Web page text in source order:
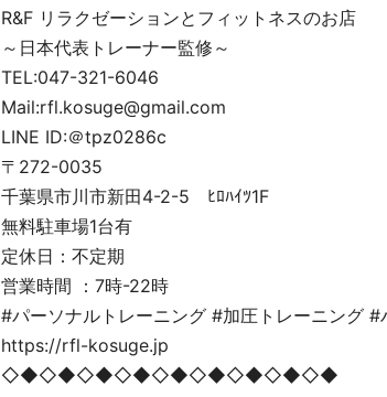
R&F リラクゼーションとフィットネスのお店
～日本代表トレーナー監修～
TEL:047-321-6046
Mail:rfl.kosuge@gmail.com
LINE ID:＠tpz0286c
〒272-0035
千葉県市川市新田4-2-5 ﾋﾛﾊｲﾂ1F
無料駐車場1台有
定休日：不定期
営業時間 ：7時-22時
#パーソナルトレーニング #加圧トレーニング
https://rfl-kosuge.jp
◇◆◇◆◇◆◇◆◇◆◇◆◇◆◇◆◇◆